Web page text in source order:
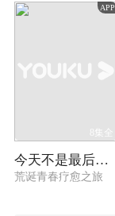
APP
8集全
今天不是最后一天
荒诞青春疗愈之旅